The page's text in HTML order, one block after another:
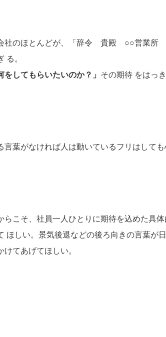
社のほとんどが、「辞令 貴殿 ○○営業所
る。
してもらいたいのか？」 その期待 をはっ
葉がなければ人は動いているフリはしても
こそ、社員一人ひとりに期待を込めた具体
ほしい。景気後退などの後ろ向きの言葉が
てあげてほしい。